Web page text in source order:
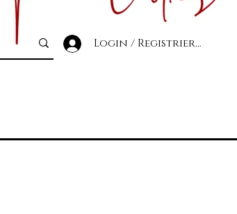
Login / Registrierung